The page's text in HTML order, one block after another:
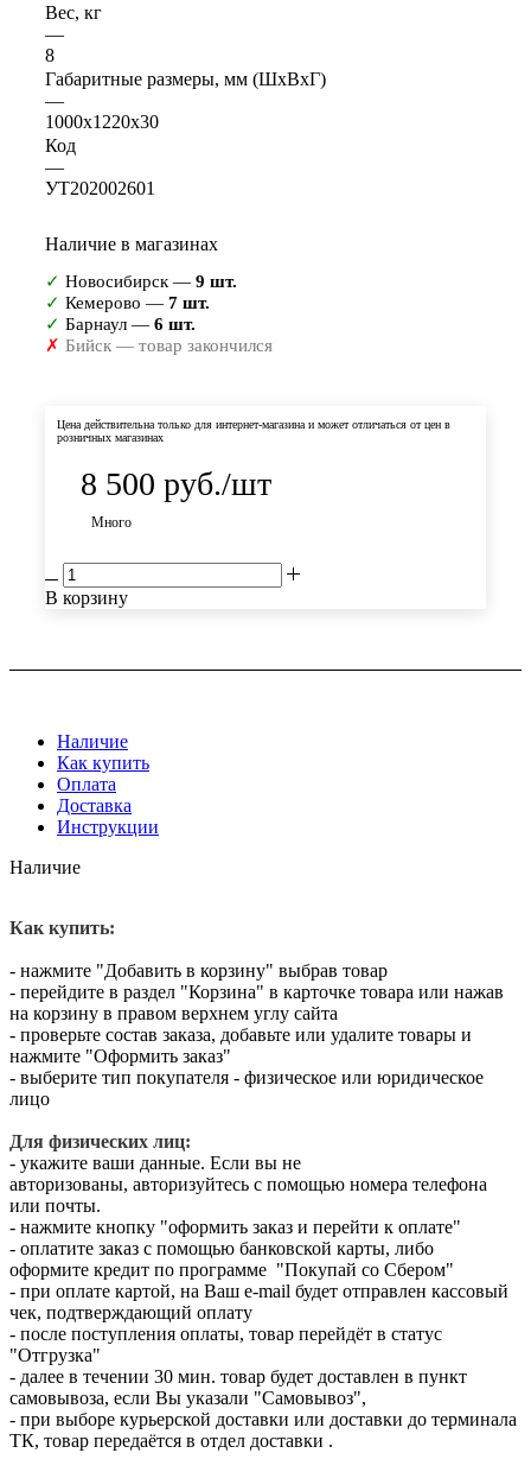
Вес, кг
—
8
Габаритные размеры, мм (ШхВхГ)
—
1000х1220х30
Код
—
УТ202002601
Наличие в магазинах
✓ Новосибирск — 9 шт.
✓ Кемерово — 7 шт.
✓ Барнаул — 6 шт.
✗ Бийск — товар закончился
Цена действительна только для интернет-магазина и может отличаться от цен в
розничных магазинах
8 500 руб./шт
Много
В корзину
Наличие
Как купить
Оплата
Доставка
Инструкции
Наличие
Как купить:
- нажмите "Добавить в корзину" выбрав товар
- перейдите в раздел "Корзина" в карточке товара или нажав
на корзину в правом верхнем углу сайта
- проверьте состав заказа, добавьте или удалите товары и
нажмите "Оформить заказ"
- выберите тип покупателя - физическое или юридическое
лицо
Для физических лиц:
- укажите ваши данные. Если вы не
авторизованы, авторизуйтесь с помощью номера телефона
или почты.
- нажмите кнопку "оформить заказ и перейти к оплате"
- оплатите заказ с помощью банковской карты, либо
оформите кредит по программе "Покупай со Сбером"
- при оплате картой, на Ваш e-mail будет отправлен кассовый
чек, подтверждающий оплату
- после поступления оплаты, товар перейдёт в статус
"Отгрузка"
- далее в течении 30 мин. товар будет доставлен в пункт
самовывоза, если Вы указали "Самовывоз",
- при выборе курьерской доставки или доставки до терминала
ТК, товар передаётся в отдел доставки .